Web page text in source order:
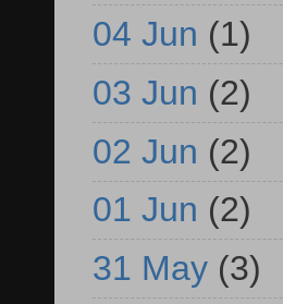
04 Jun (1)
03 Jun (2)
02 Jun (2)
01 Jun (2)
31 May (3)